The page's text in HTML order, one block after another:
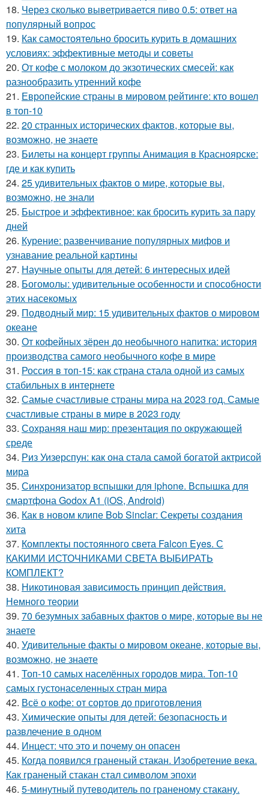
18. Через сколько выветривается пиво 0.5: ответ на
популярный вопрос
19. Как самостоятельно бросить курить в домашних
условиях: эффективные методы и советы
20. От кофе с молоком до экзотических смесей: как
разнообразить утренний кофе
21. Европейские страны в мировом рейтинге: кто вошел
в топ-10
22. 20 странных исторических фактов, которые вы,
возможно, не знаете
23. Билеты на концерт группы Анимация в Красноярске:
где и как купить
24. 25 удивительных фактов о мире, которые вы,
возможно, не знали
25. Быстрое и эффективное: как бросить курить за пару
дней
26. Курение: развенчивание популярных мифов и
узнавание реальной картины
27. Научные опыты для детей: 6 интересных идей
28. Богомолы: удивительные особенности и способности
этих насекомых
29. Подводный мир: 15 удивительных фактов о мировом
океане
30. От кофейных зёрен до необычного напитка: история
производства самого необычного кофе в мире
31. Россия в топ-15: как страна стала одной из самых
стабильных в интернете
32. Самые счастливые страны мира на 2023 год. Самые
счастливые страны в мире в 2023 году
33. Сохраняя наш мир: презентация по окружающей
среде
34. Риз Уизерспун: как она стала самой богатой актрисой
мира
35. Синхронизатор вспышки для iphone. Вспышка для
смартфона Godox A1 (iOS, Android)
36. Как в новом клипе Bob Sinclar: Секреты создания
хита
37. Комплекты постоянного света Falcon Eyes. С
КАКИМИ ИСТОЧНИКАМИ СВЕТА ВЫБИРАТЬ
КОМПЛЕКТ?
38. Никотиновая зависимость принцип действия.
Немного теории
39. 70 безумных забавных фактов о мире, которые вы не
знаете
40. Удивительные факты о мировом океане, которые вы,
возможно, не знаете
41. Топ-10 самых населённых городов мира. Топ-10
самых густонаселенных стран мира
42. Всё о кофе: от сортов до приготовления
43. Химические опыты для детей: безопасность и
развлечение в одном
44. Инцест: что это и почему он опасен
45. Когда появился граненый стакан. Изобретение века.
Как граненый стакан стал символом эпохи
46. 5-минутный путеводитель по граненому стакану.